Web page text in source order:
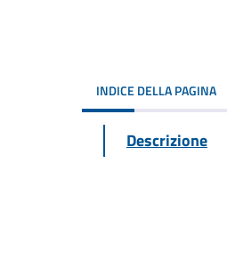
INDICE DELLA PAGINA
Descrizione